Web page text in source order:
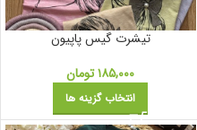
تیشرت گیس پاپیون
۱۸۵,۰۰۰تومان
انتخاب گزینه ها